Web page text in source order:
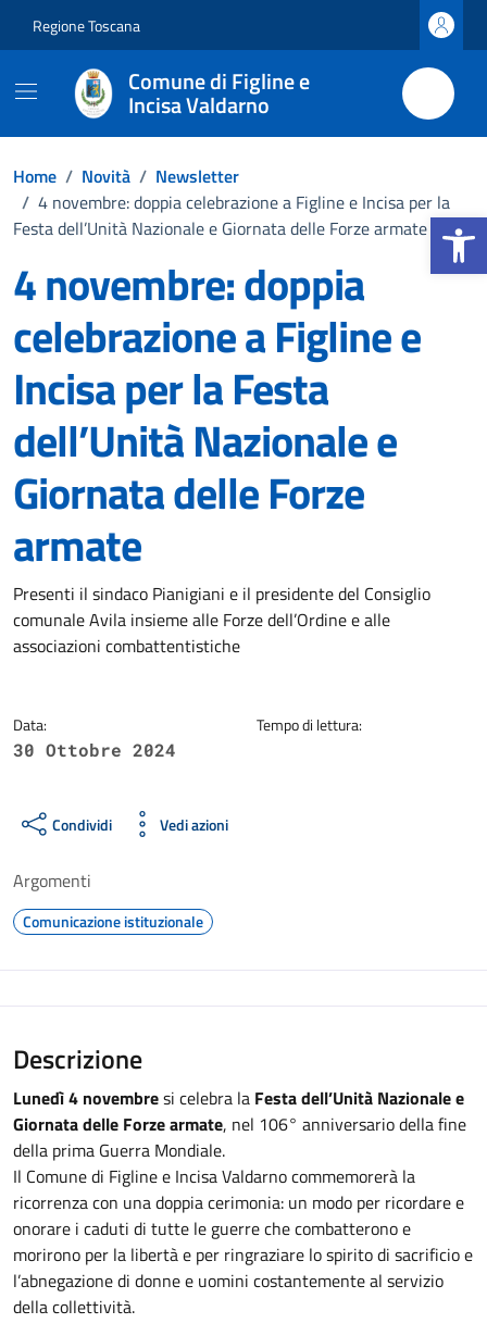
Apri la
Regione Toscana
Comune di Figline e
Incisa Valdarno
Home / Novità / Newsletter
/ 4 novembre: doppia celebrazione a Figline e Incisa per la
Festa dell’Unità Nazionale e Giornata delle Forze armate
4 novembre: doppia
celebrazione a Figline e
Incisa per la Festa
dell’Unità Nazionale e
Giornata delle Forze
armate
Dettagli della notizia
Presenti il sindaco Pianigiani e il presidente del Consiglio
comunale Avila insieme alle Forze dell’Ordine e alle
associazioni combattentistiche
Data:
30 Ottobre 2024
Tempo di lettura:
Condividi Vedi azioni
Argomenti
Comunicazione istituzionale
Descrizione
Lunedì 4 novembresi celebra la Festa dell’Unità Nazionale e
Giornata delle Forze armate, nel 106° anniversario della fine
della prima Guerra Mondiale.
Il Comune di Figline e Incisa Valdarno commemorerà la
ricorrenza con una doppia cerimonia: un modo per ricordare e
onorare i caduti di tutte le guerre che combatterono e
morirono per la libertà e per ringraziare lo spirito di sacrificio e
l’abnegazione di donne e uomini costantemente al servizio
della collettività.